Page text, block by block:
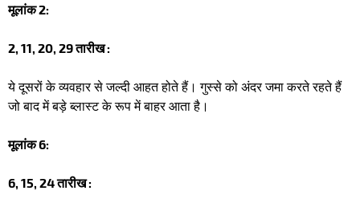
मूलांक 2:
2, 11, 20, 29 तारीख :
ये दूसरों के व्यवहार से जल्दी आहत होते हैं। गुस्से को अंदर जमा करते रहते हैं
जो बाद में बड़े ब्लास्ट के रूप में बाहर आता है। ​
मूलांक 6:
6, 15, 24 तारीख :